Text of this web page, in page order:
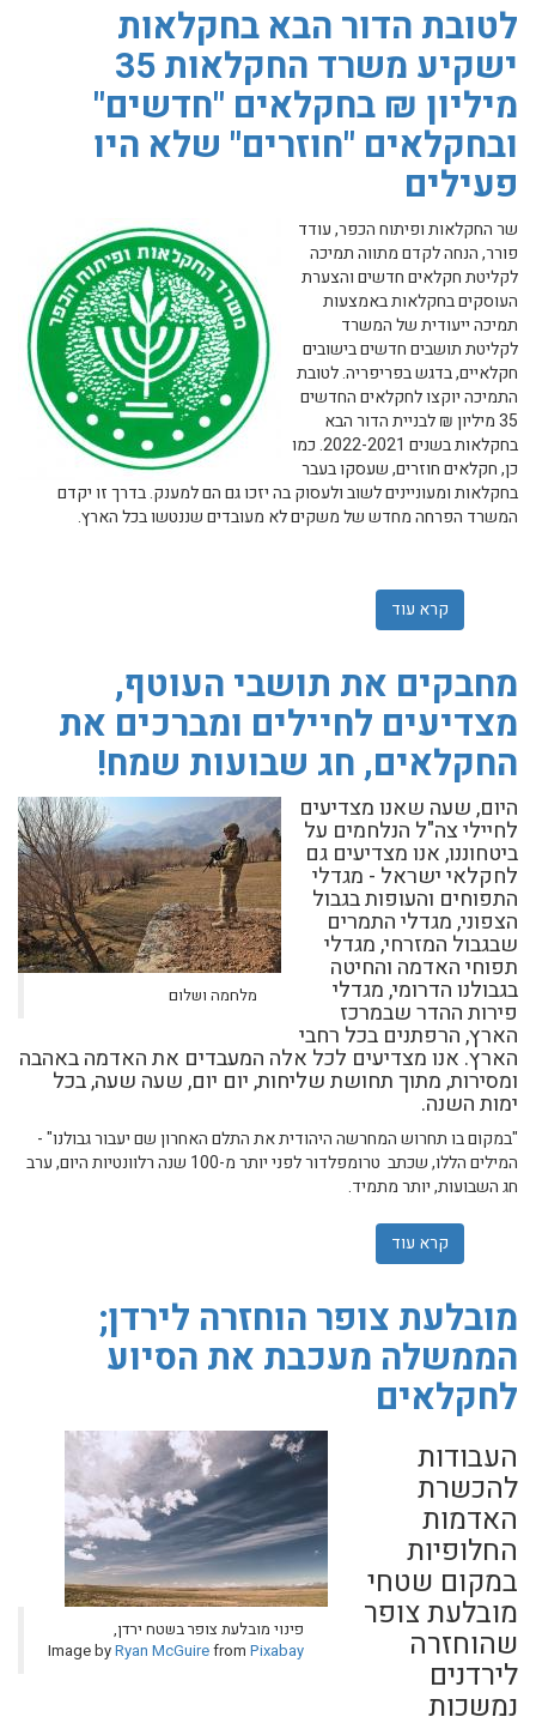
לטובת הדור הבא בחקלאות
ישקיע משרד החקלאות 35
מיליון ₪ בחקלאים "חדשים"
ובחקלאים "חוזרים" שלא היו
פעילים
שר החקלאות ופיתוח הכפר, עודד
פורר, הנחה לקדם מתווה תמיכה
לקליטת חקלאים חדשים והצערת
העוסקים בחקלאות באמצעות
תמיכה ייעודית של המשרד
לקליטת תושבים חדשים בישובים
חקלאיים, בדגש בפריפריה. לטובת
התמיכה יוקצו לחקלאים החדשים
35 מיליון ₪ לבניית הדור הבא
בחקלאות בשנים 2022-2021. כמו
כן, חקלאים חוזרים, שעסקו בעבר
בחקלאות ומעוניינים לשוב ולעסוק בה יזכו גם הם למענק. בדרך זו יקדם
המשרד הפרחה מחדש של משקים לא מעובדים שננטשו בכל הארץ.
קרא עוד
מחבקים את תושבי העוטף,
מצדיעים לחיילים ומברכים את
החקלאים, חג שבועות שמח!
מלחמה ושלום
היום, שעה שאנו מצדיעים
לחיילי צה"ל הנלחמים על
ביטחוננו, אנו מצדיעים גם
לחקלאי ישראל - מגדלי
התפוחים והעופות בגבול
הצפוני, מגדלי התמרים
שבגבול המזרחי, מגדלי
תפוחי האדמה והחיטה
בגבולנו הדרומי, מגדלי
פירות ההדר שבמרכז
הארץ, הרפתנים בכל רחבי
הארץ. אנו מצדיעים לכל אלה המעבדים את האדמה באהבה
ומסירות, מתוך תחושת שליחות, יום יום, שעה שעה, בכל
ימות השנה.
"במקום בו תחרוש המחרשה היהודית את התלם האחרון שם יעבור גבולנו" -
המילים הללו, שכתב טרומפלדור לפני יותר מ-100 שנה רלוונטיות היום, ערב
חג השבועות, יותר מתמיד.
קרא עוד
מובלעת צופר הוחזרה לירדן;
הממשלה מעכבת את הסיוע
לחקלאים
פינוי מובלעת צופר בשטח ירדן,
Image byRyan McGuirefrom Pixabay
העבודות
להכשרת
האדמות
החלופיות
במקום שטחי
מובלעת צופר
שהוחזרה
לירדנים
נמשכות